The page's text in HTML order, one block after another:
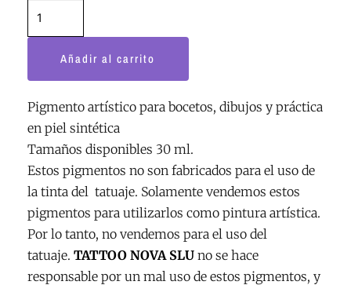
Blue
Colors
cantidad
Añadir al carrito
Pigmento artístico para bocetos, dibujos y práctica
en piel sintética
Tamaños disponibles 30 ml.
Estos pigmentos no son fabricados para el uso de
la tinta del tatuaje. Solamente vendemos estos
pigmentos para utilizarlos como pintura artística.
Por lo tanto, no vendemos para el uso del
tatuaje. TATTOO NOVA SLU no se hace
responsable por un mal uso de estos pigmentos, y